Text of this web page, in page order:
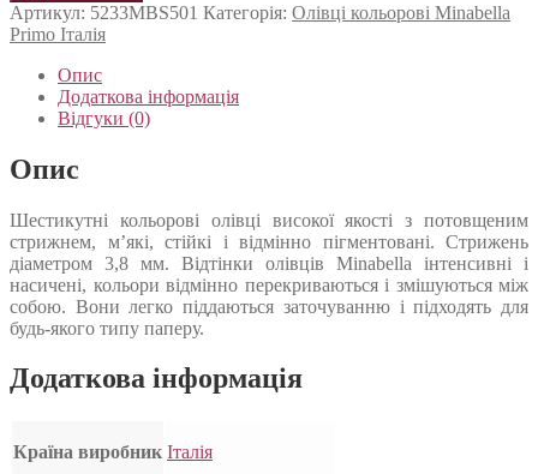
Артикул: 5233MBS501 Категорія: Олівці кольорові Minabella
Primo Італія
Опис
Додаткова інформація
Відгуки (0)
Опис
Шестикутні кольорові олівці високої якості з потовщеним
стрижнем, м’які, стійкі і відмінно пігментовані. Стрижень
діаметром 3,8 мм. Відтінки олівців Minabella інтенсивні і
насичені, кольори відмінно перекриваються і змішуються між
собою. Вони легко піддаються заточуванню і підходять для
будь-якого типу паперу.
Додаткова інформація
Країна виробник Італія